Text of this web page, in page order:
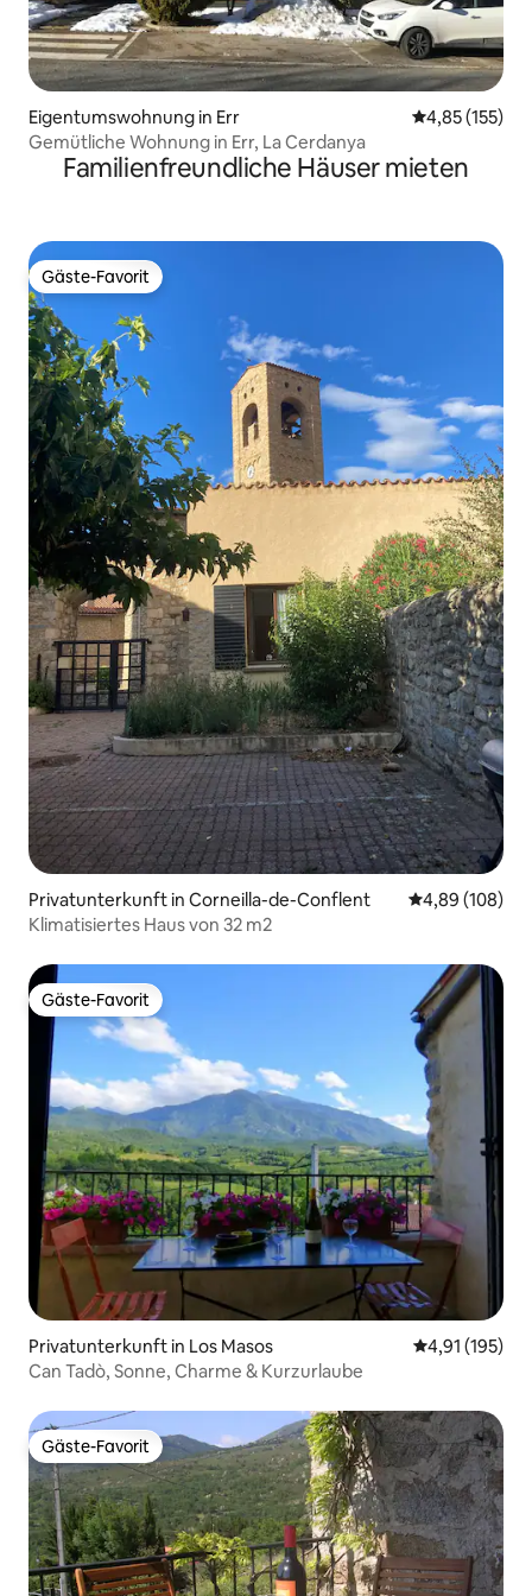
Eigentumswohnung in Err
4,85 (155)
Gemütliche Wohnung in Err, La Cerdanya
Familienfreundliche Häuser mieten
Gäste-Favorit
Gäste-Favorit
Privatunterkunft in Corneilla-de-Conflent
4,89 (108)
Klimatisiertes Haus von 32 m2
Gäste-Favorit
Gäste-Favorit
Privatunterkunft in Los Masos
4,91 (195)
Can Tadò, Sonne, Charme & Kurzurlaube
Gäste-Favorit
Gäste-Favorit